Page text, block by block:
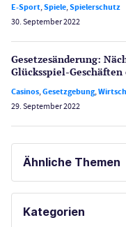
E-Sport,Spiele,Spielerschutz
30. September 2022
Gesetzes­änderung:
Glücksspiel-
Casinos,Gesetzgebung,
29. September 2022
Ähnliche Themen
GLÜCKSSPIEL
ONLINE POKER
Kategorien